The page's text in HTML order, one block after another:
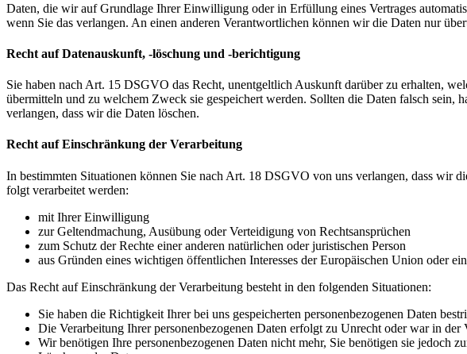
Daten, die wir auf Grundlage Ihrer Einwilligung oder in Erfüllung eines Vertrages
wenn Sie das verlangen. An einen anderen Verantwortlichen können wir die Daten nur
Recht auf Datenauskunft, -löschung und -berichtigung
Sie haben nach Art. 15 DSGVO das Recht, unentgeltlich Auskunft darüber zu erhalten,
übermitteln und zu welchem Zweck sie gespeichert werden. Sollten die Daten falsch
verlangen, dass wir die Daten löschen.
Recht auf Einschränkung der Verarbeitung
In bestimmten Situationen können Sie nach Art. 18 DSGVO von uns verlangen, dass wir
folgt verarbeitet werden:
mit Ihrer Einwilligung
zur Geltendmachung, Ausübung oder Verteidigung von Rechtsansprüchen
zum Schutz der Rechte einer anderen natürlichen oder juristischen Person
aus Gründen eines wichtigen öffentlichen Interesses der Europäischen Union oder
Das Recht auf Einschränkung der Verarbeitung besteht in den folgenden Situationen:
Sie haben die Richtigkeit Ihrer bei uns gespeicherten personenbezogenen Daten
Die Verarbeitung Ihrer personenbezogenen Daten erfolgt zu Unrecht oder war in
Wir benötigen Ihre personenbezogenen Daten nicht mehr, Sie benötigen sie jedoch